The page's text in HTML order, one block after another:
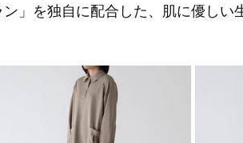
」を独自に配合した、肌に優しい